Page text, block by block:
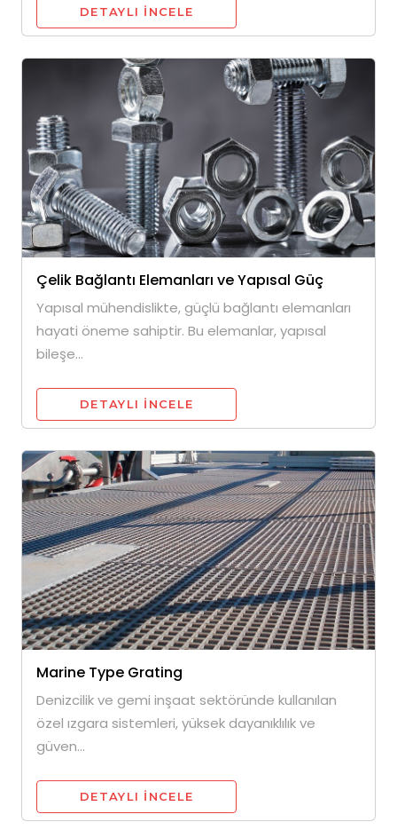
DETAYLI INCELE
Çelik Bağlantı Elemanları ve Yapısal Güç
Yapısal mühendislikte, güçlü bağlantı elemanları
hayati öneme sahiptir. Bu elemanlar, yapısal
bileşe...
DETAYLI INCELE
Marine Type Grating
Denizcilik ve gemi inşaat sektöründe kullanılan
özel ızgara sistemleri, yüksek dayanıklılık ve
güven...
DETAYLI INCELE